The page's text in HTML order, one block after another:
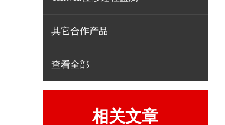
其它合作产品
查看全部
相关文章